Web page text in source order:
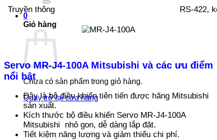
0
Giỏ hàng
Chưa có sản phẩm trong giỏ hàng.
Quay trở lại cửa hàng
Truyền thông
RS-422,
Servo MR-J4-100A Mitsubishi và các ưu điểm
nổi bật
Đây là bộ điều khiển tiên tiến được hãng Mitsubishi
sản xuất.
Kích thước bộ điều khiển Servo MR-J4-100A
Mitsubishi nhỏ gon, dễ dàng lắp đặt.
Tiết kiệm năng lượng và giảm thiểu chi phí.